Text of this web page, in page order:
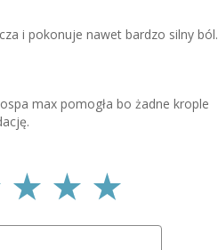
na mocz
mięśni gładkich przewodu
w stanach skurczowych
drażliwego jelita grubego,
jelit, zapaleniu trzustki
tabletce jest:
i pokonuje nawet bardzo silny ból.
max pomogła bo żadne krople